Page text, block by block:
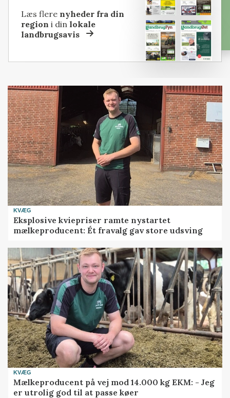
Læs flere nyheder fra din
region i dinlokale
landbrugsavis
KVÆG
Eksplosive kviepriser ramte nystartet
mælkeproducent: Ét fravalg gav store udsving
KVÆG
Mælkeproducent på vej mod 14.000 kg EKM: - Jeg
er utrolig god til at passe køer